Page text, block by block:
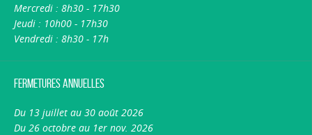
Mercredi : 8h30 - 17h30
Jeudi : 10h00 - 17h30
Vendredi : 8h30 - 17h
Fermetures annuelles
Du 13 juillet au 30 août 2026
Du 26 octobre au 1er nov. 2026